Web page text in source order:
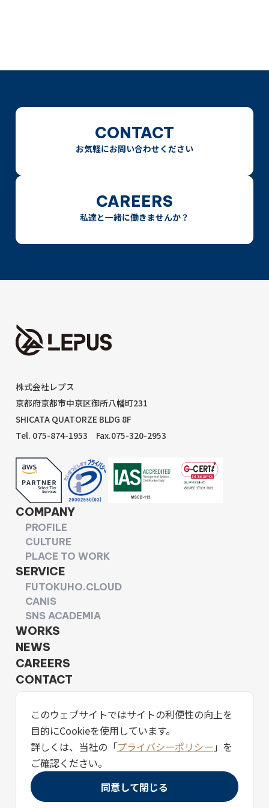
CONTACT
お気軽にお問い合わせください
CAREERS
私達と一緒に働きませんか？
株式会社レプス
京都府京都市中京区御所八幡町231
SHICATA QUATORZE BLDG 8F
Tel. 075-874-1953 Fax.075-320-2953
COMPANY
PROFILE
CULTURE
PLACE TO WORK
SERVICE
FUTOKUHO.CLOUD
CANIS
SNS ACADEMIA
WORKS
NEWS
CAREERS
CONTACT
プライバシーポリシー
個人情報保護方針
個人情報に関する公表文
情報セキュリティ基本方針
このウェブサイトではサイトの利便性の向上を
目的にCookieを使用しています。
詳しくは、当社の「プライバシーポリシー 」を
ご確認ください。
同意して閉じる